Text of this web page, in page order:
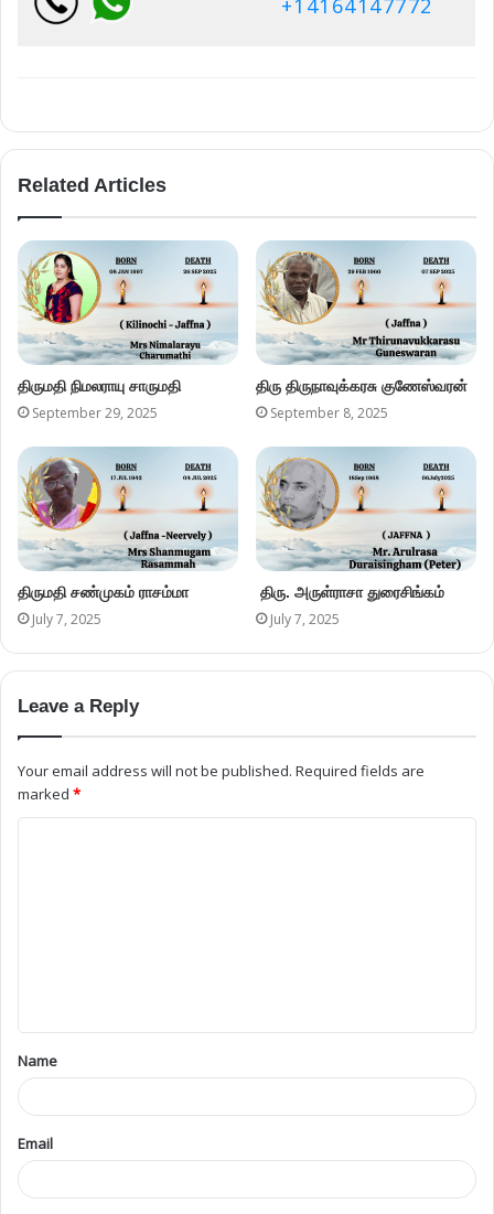
+14164147772
Related Articles
திருமதி நிமலராயு சாருமதி
September 29, 2025
திரு திருநாவுக்கரசு குணேஸ்வரன்
September 8, 2025
திருமதி சண்முகம் ராசம்மா
July 7, 2025
திரு. அருள்ராசா துரைசிங்கம்
July 7, 2025
Leave a Reply
Your email address will not be published. Required fields are
marked *
Name
Email